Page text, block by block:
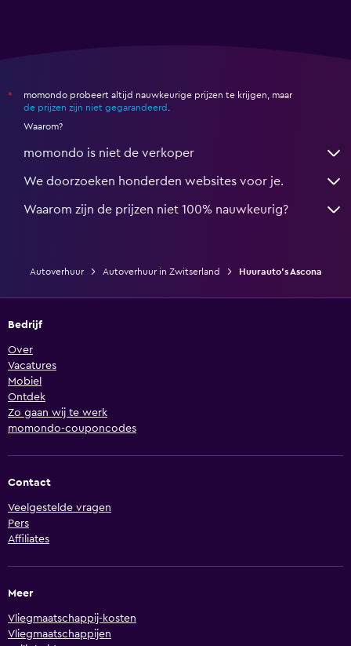
*
momondo probeert altijd nauwkeurige prijzen te krijgen, maar
de prijzen zijn niet gegarandeerd .
Waarom?
momondo is niet de verkoper
We doorzoeken honderden websites voor je.
Waarom zijn de prijzen niet 100% nauwkeurig?
Autoverhuur Autoverhuur in Zwitserland Huurauto's Ascona
Bedrijf
Over
Vacatures
Mobiel
Ontdek
Zo gaan wij te werk
momondo-couponcodes
Contact
Veelgestelde vragen
Pers
Affiliates
Meer
Vliegmaatschappij-kosten
Vliegmaatschappijen